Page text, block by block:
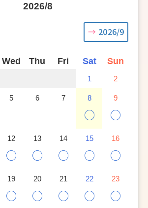
2026/8
2026/9
Wed Thu Fri Sat Sun
1 2
5 6 7 8
○
9
○
12
○
13
○
14
○
15
○
16
○
19
○
20
○
21
○
22
○
23
○